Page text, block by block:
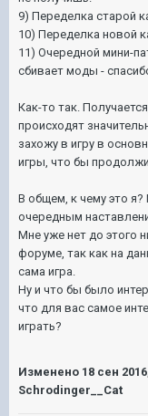
9) Переделка старой
10) Переделка новой
11) Очередной мини-
сбивает моды -
Как-то так.
происходят
захожу в игру в
игры, что бы
В общем, к чему это
очередным
Мне уже нет до этого
форуме, так как на
сама игра.
Ну и что бы было
что для вас самое
играть?
Изменено 18 сен
Schrodinger__Cat